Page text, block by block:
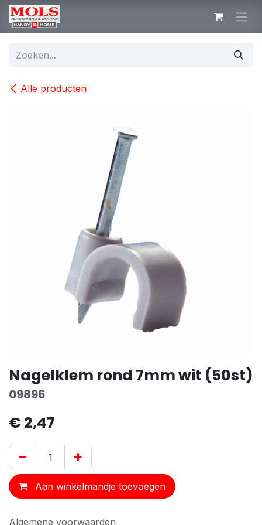
Overslaan naar inhoud
Alle producten
Nagelklem rond 7mm wit (50st)
09896
€ 2,47
Aan winkelmandje toevoegen
Algemene voorwaarden